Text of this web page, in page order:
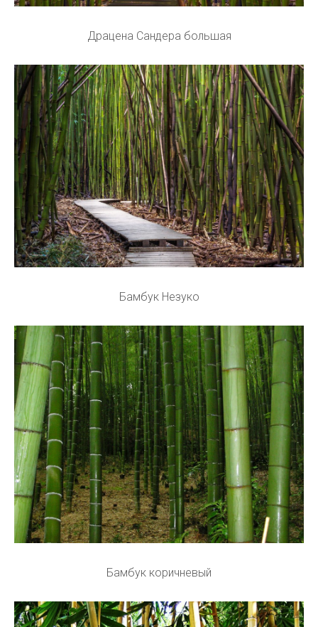
Драцена Сандера большая
Бамбук Незуко
Бамбук коричневый